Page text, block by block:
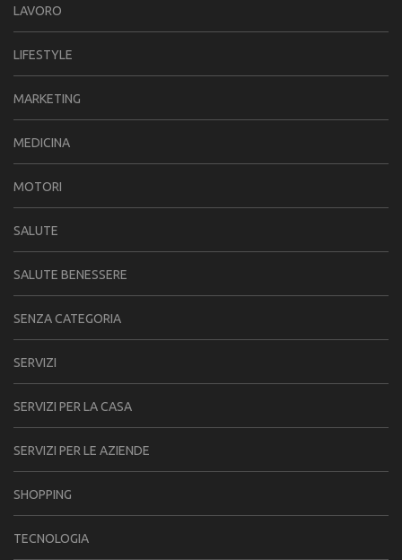
LAVORO
LIFESTYLE
MARKETING
MEDICINA
MOTORI
SALUTE
SALUTE BENESSERE
SENZA CATEGORIA
SERVIZI
SERVIZI PER LA CASA
SERVIZI PER LE AZIENDE
SHOPPING
TECNOLOGIA